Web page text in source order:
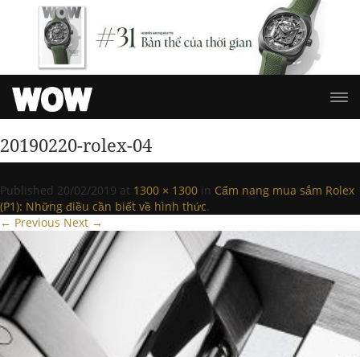
20190220-rolex-04
Published 20/02/2019 at 1300 × 1300 in Cẩm nang mua sắm Rolex
(P1): Những điều cần biết về hình thức.
← Previous Next →